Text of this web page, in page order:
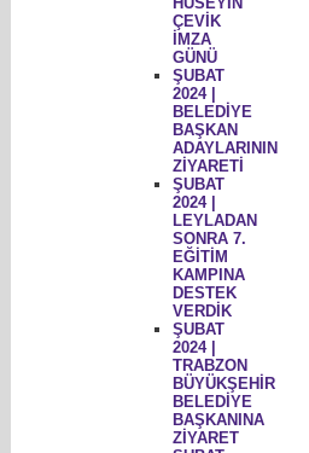
ÇEVİK
İMZA
GÜNÜ
ŞUBAT
2024 |
BELEDİYE
BAŞKAN
ADAYLARININ
ZİYARETİ
ŞUBAT
2024 |
LEYLADAN
SONRA 7.
EĞİTİM
KAMPINA
DESTEK
VERDİK
ŞUBAT
2024 |
TRABZON
BÜYÜKŞEHİR
BELEDİYE
BAŞKANINA
ZİYARET